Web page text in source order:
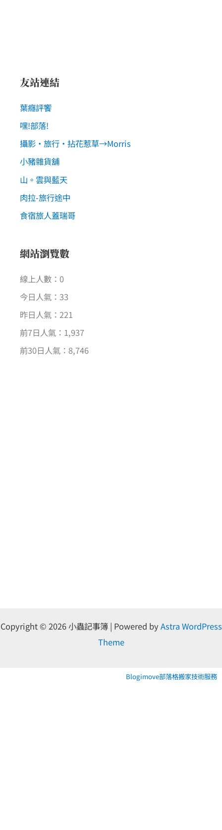
友站連結
葉癮評饗
嘿!部落!
攝影‧旅行‧拈花惹草→Morris
小豬雜貨舖
山。雲與藍天
肉拉-旅行途中
食宿旅人蓋瑞哥
網站瀏覽數
線上人數：0
今日人氣：33
昨日人氣：221
前7日人氣：1,937
前30日人氣：8,746
Copyright © 2026 小蟲記事簿 | Powered byAstra WordPress
Theme
Blogimove部落格搬家技術服務